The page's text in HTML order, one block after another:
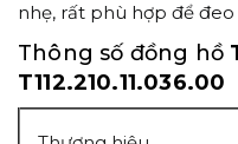
nhẹ, rất phù hợp để
Thông số đồng hồ
T112.210.11.036.00